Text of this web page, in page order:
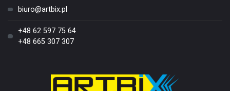
biuro@artbix.pl
+48 62 597 75 64
+48 665 307 307